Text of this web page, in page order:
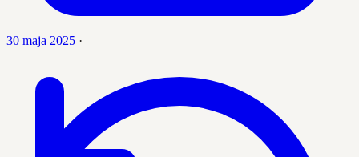
30 maja 2025 ·